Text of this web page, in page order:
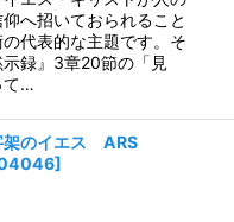
へ招いておられること
代表的な主題です。そ
録』3章20節の「見
て…
のイエス ARS
]